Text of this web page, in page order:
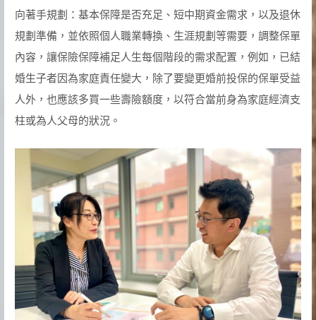
向著手規劃：基本保障是否充足、短中期資金需求，以及退休
規劃準備，並依照個人職業轉換、生涯規劃等需要，調整保單
內容，讓保險保障補足人生每個階段的需求配置，例如，已結
婚生子者因為家庭責任變大，除了要變更婚前投保的保單受益
人外，也應該多買一些壽險額度，以符合當前身為家庭經濟支
柱或為人父母的狀況。